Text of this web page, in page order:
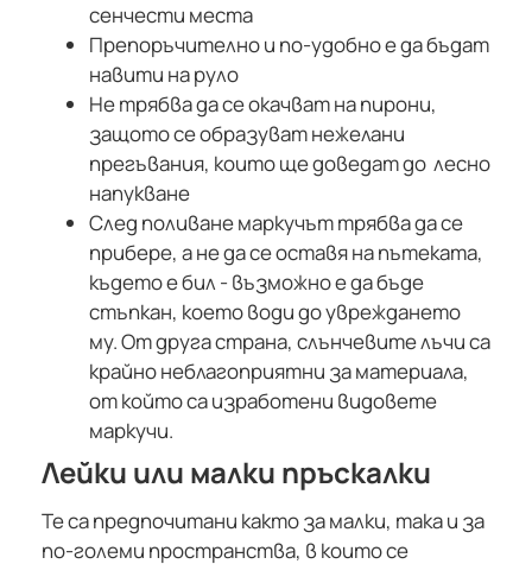
сенчести места
Препоръчително и по-удобно е да бъдат
навити на руло
Не трябва да се окачват на пирони,
защото се образуват нежелани
прегъвания, които ще доведат до лесно
напукване
След поливане маркучът трябва да се
прибере, а не да се оставя на пътеката,
където е бил - възможно е да бъде
стъпкан, което води до увреждането
му. От друга страна, слънчевите лъчи са
крайно неблагоприятни за материала,
от който са изработени видовете
маркучи.
Лейки или малки пръскалки
Те са предпочитани както за малки, така и за
по-големи пространства, в които се